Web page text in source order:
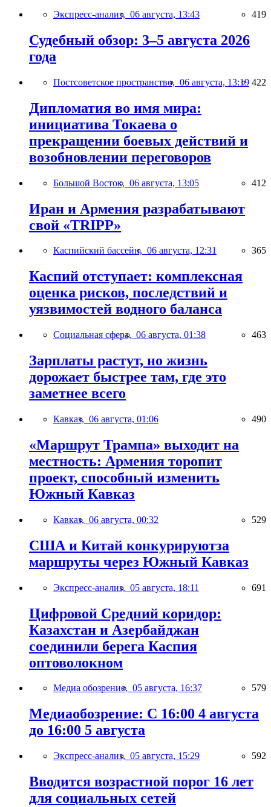
Экспресс-анализ, 06 августа, 13:43 419
Судебный обзор: 3–5 августа 2026
года
Постсоветское пространство, 06 августа, 13:19 422
Дипломатия во имя мира:
инициатива Токаева о
прекращении боевых действий и
возобновлении переговоров
Большой Восток, 06 августа, 13:05 412
Иран и Армения разрабатывают
свой «TRIPP»
Каспийский бассейн, 06 августа, 12:31 365
Каспий отступает: комплексная
оценка рисков, последствий и
уязвимостей водного баланса
Социальная сфера, 06 августа, 01:38 463
Зарплаты растут, но жизнь
дорожает быстрее там, где это
заметнее всего
Кавказ, 06 августа, 01:06 490
«Маршрут Трампа» выходит на
местность: Армения торопит
проект, способный изменить
Южный Кавказ
Кавказ, 06 августа, 00:32 529
США и Китай конкурируютза
маршруты через Южный Кавказ
Экспресс-анализ, 05 августа, 18:11 691
Цифровой Средний коридор:
Казахстан и Азербайджан
соединили берега Каспия
оптоволокном
Медиа обозрение, 05 августа, 16:37 579
Медиаобозрение: С 16:00 4 августа
до 16:00 5 августа
Экспресс-анализ, 05 августа, 15:29 592
Вводится возрастной порог 16 лет
для социальных сетей